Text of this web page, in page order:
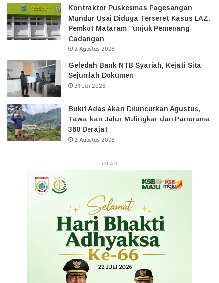
Kontraktor Puskesmas Pagesangan
Mundur Usai Diduga Terseret Kasus LAZ,
Pemkot Mataram Tunjuk Pemenang
Cadangan
2 Agustus 2026
Geledah Bank NTB Syariah, Kejati Sita
Sejumlah Dokumen
31 Juli 2026
Bukit Adas Akan Diluncurkan Agustus,
Tawarkan Jalur Melingkar dan Panorama
360 Derajat
2 Agustus 2026
IKLAN